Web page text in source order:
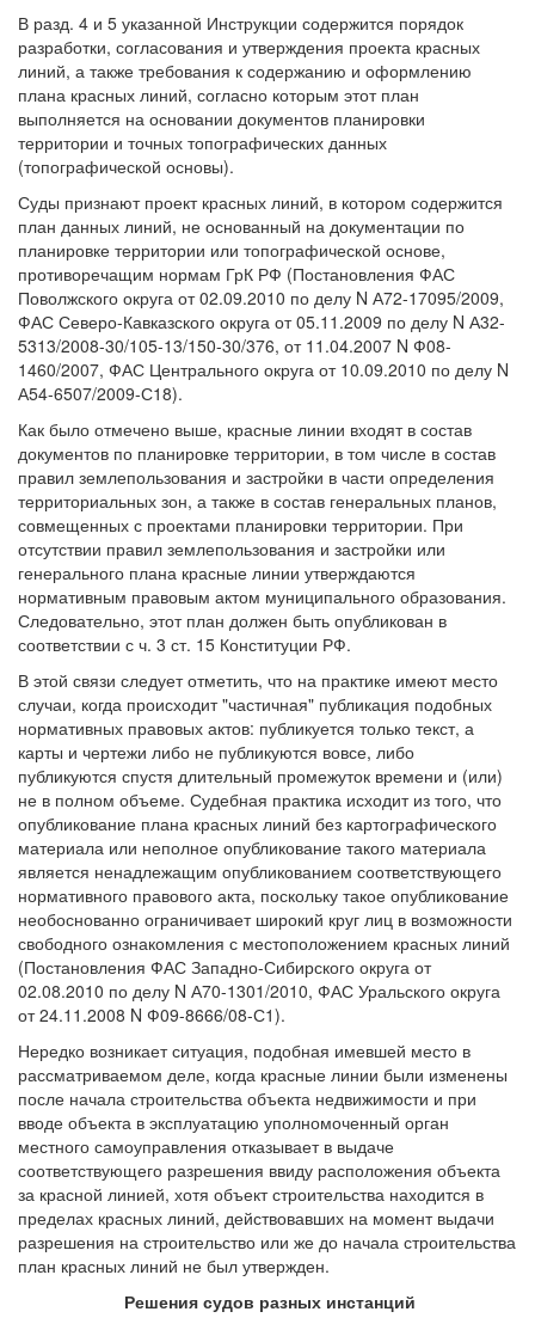
В разд. 4 и 5 указанной Инструкции содержится порядок
разработки, согласования и утверждения проекта красных
линий, а также требования к содержанию и оформлению
плана красных линий, согласно которым этот план
выполняется на основании документов планировки
территории и точных топографических данных
(топографической основы).
Суды признают проект красных линий, в котором содержится
план данных линий, не основанный на документации по
планировке территории или топографической основе,
противоречащим нормам ГрК РФ (Постановления ФАС
Поволжского округа от 02.09.2010 по делу N А72-17095/2009,
ФАС Северо-Кавказского округа от 05.11.2009 по делу N А32-
5313/2008-30/105-13/150-30/376, от 11.04.2007 N Ф08-
1460/2007, ФАС Центрального округа от 10.09.2010 по делу N
А54-6507/2009-С18).
Как было отмечено выше, красные линии входят в состав
документов по планировке территории, в том числе в состав
правил землепользования и застройки в части определения
территориальных зон, а также в состав генеральных планов,
совмещенных с проектами планировки территории. При
отсутствии правил землепользования и застройки или
генерального плана красные линии утверждаются
нормативным правовым актом муниципального образования.
Следовательно, этот план должен быть опубликован в
соответствии с ч. 3 ст. 15 Конституции РФ.
В этой связи следует отметить, что на практике имеют место
случаи, когда происходит "частичная" публикация подобных
нормативных правовых актов: публикуется только текст, а
карты и чертежи либо не публикуются вовсе, либо
публикуются спустя длительный промежуток времени и (или)
не в полном объеме. Судебная практика исходит из того, что
опубликование плана красных линий без картографического
материала или неполное опубликование такого материала
является ненадлежащим опубликованием соответствующего
нормативного правового акта, поскольку такое опубликование
необоснованно ограничивает широкий круг лиц в возможности
свободного ознакомления с местоположением красных линий
(Постановления ФАС Западно-Сибирского округа от
02.08.2010 по делу N А70-1301/2010, ФАС Уральского округа
от 24.11.2008 N Ф09-8666/08-С1).
Нередко возникает ситуация, подобная имевшей место в
рассматриваемом деле, когда красные линии были изменены
после начала строительства объекта недвижимости и при
вводе объекта в эксплуатацию уполномоченный орган
местного самоуправления отказывает в выдаче
соответствующего разрешения ввиду расположения объекта
за красной линией, хотя объект строительства находится в
пределах красных линий, действовавших на момент выдачи
разрешения на строительство или же до начала строительства
план красных линий не был утвержден.
Решения судов разных инстанций